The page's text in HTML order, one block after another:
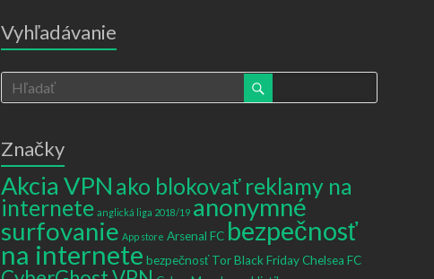
Vyhľadávanie
Značky
Akcia VPN ako blokovať reklamy na
internete anglická liga 2018/19 anonymné
surfovanie App store Arsenal FC bezpečnosť
na internete bezpečnosť TorBlack FridayChelsea FC